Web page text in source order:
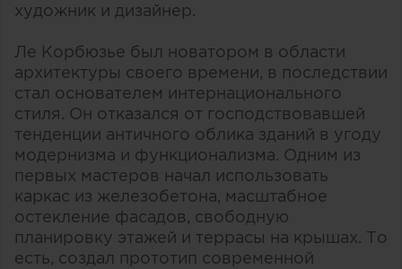
художник и дизайнер.
Ле Корбюзье был новатором в области
архитектуры своего времени, в последствии
стал основателем интернационального
стиля. Он отказался от господствовавшей
тенденции античного облика зданий в угоду
модернизма и функционализма. Одним из
первых мастеров начал использовать
каркас из железобетона, масштабное
остекление фасадов, свободную
планировку этажей и террасы на крышах. То
есть, создал прототип современной